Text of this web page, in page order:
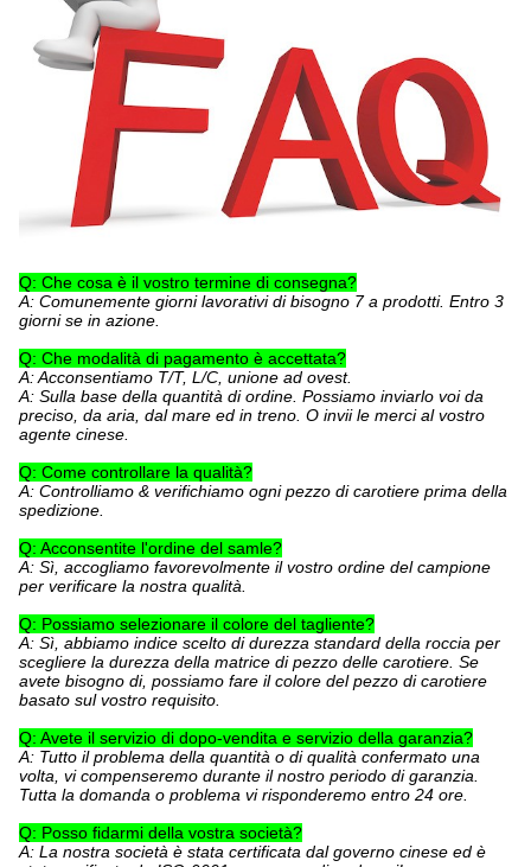
Q: Che cosa è il vostro termine di consegna?
A: Comunemente giorni lavorativi di bisogno 7 a prodotti. Entro 3
giorni se in azione.
Q: Che modalità di pagamento è accettata?
A: Acconsentiamo T/T, L/C, unione ad ovest.
A: Sulla base della quantità di ordine. Possiamo inviarlo voi da
preciso, da aria, dal mare ed in treno. O invii le merci al vostro
agente cinese.
Q: Come controllare la qualità?
A: Controlliamo & verifichiamo ogni pezzo di carotiere prima della
spedizione.
Q: Acconsentite l'ordine del samle?
A: Sì, accogliamo favorevolmente il vostro ordine del campione
per verificare la nostra qualità.
Q: Possiamo selezionare il colore del tagliente?
A: Sì, abbiamo indice scelto di durezza standard della roccia per
scegliere la durezza della matrice di pezzo delle carotiere. Se
avete bisogno di, possiamo fare il colore del pezzo di carotiere
basato sul vostro requisito.
Q: Avete il servizio di dopo-vendita e servizio della garanzia?
A: Tutto il problema della quantità o di qualità confermato una
volta, vi compenseremo durante il nostro periodo di garanzia.
Tutta la domanda o problema vi risponderemo entro 24 ore.
Q: Posso fidarmi della vostra società?
A: La nostra società è stata certificata dal governo cinese ed è